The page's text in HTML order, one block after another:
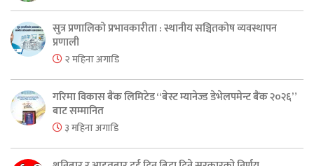
सुत्र प्रणालिको प्रभावकारीता : स्थानीय सञ्चितकोष व्यवस्थापन
प्रणाली
२ महिना अगाडि
गरिमा विकास बैंक लिमिटेड “बेस्ट म्यानेज्ड डेभेलपमेन्ट बैंक २०२६”
बाट सम्मानित
३ महिना अगाडि